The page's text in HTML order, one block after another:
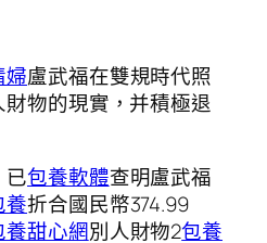
婦盧武福在雙規時代照
物的現實，并積極退
已包養軟體查明盧武福
養折合國民幣374.99
養甜心網別人財物2包養